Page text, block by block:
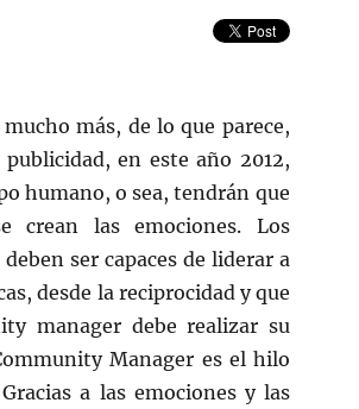
más, de lo que parece,
en este año 2012,
humano, o sea, tendrán que
crean las emociones. Los
ser capaces de liderar a
desde la reciprocidad y que
manager debe realizar su
Manager es el hilo
a las emociones y las